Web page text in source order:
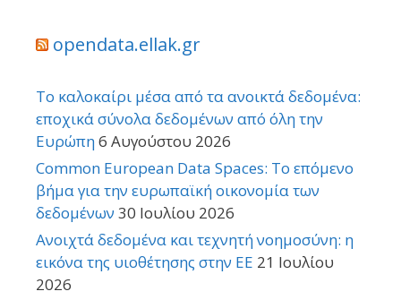
opendata.ellak.gr
Το καλοκαίρι μέσα από τα ανοικτά δεδομένα:
εποχικά σύνολα δεδομένων από όλη την
Ευρώπη6 Αυγούστου 2026
Common European Data Spaces: Το επόμενο
βήμα για την ευρωπαϊκή οικονομία των
δεδομένων 30 Ιουλίου 2026
Ανοιχτά δεδομένα και τεχνητή νοημοσύνη: η
εικόνα της υιοθέτησης στην ΕΕ 21 Ιουλίου
2026